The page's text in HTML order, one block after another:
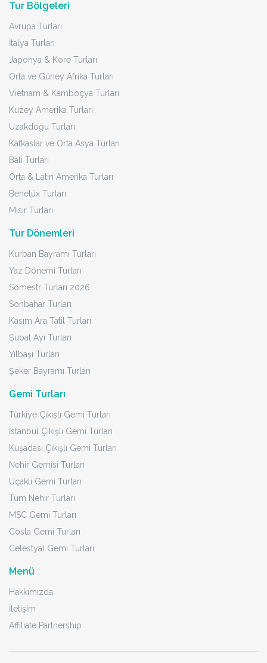
Tur Bölgeleri
Avrupa Turları
İtalya Turları
Japonya & Kore Turları
Orta ve Güney Afrika Turları
Vietnam & Kamboçya Turları
Kuzey Amerika Turları
Uzakdoğu Turları
Kafkaslar ve Orta Asya Turları
Bali Turları
Orta & Latin Amerika Turları
Benelüx Turları
Mısır Turları
Tur Dönemleri
Kurban Bayramı Turları
Yaz Dönemi Turları
Sömestr Turları 2026
Sonbahar Turları
Kasım Ara Tatil Turları
Şubat Ayı Turları
Yılbaşı Turları
Şeker Bayramı Turları
Gemi Turları
Türkiye Çıkışlı Gemi Turları
İstanbul Çıkışlı Gemi Turları
Kuşadası Çıkışlı Gemi Turları
Nehir Gemisi Turları
Uçaklı Gemi Turları
Tüm Nehir Turları
MSC Gemi Turları
Costa Gemi Turları
Celestyal Gemi Turları
Menü
Hakkımızda
İletişim
Affiliate Partnership